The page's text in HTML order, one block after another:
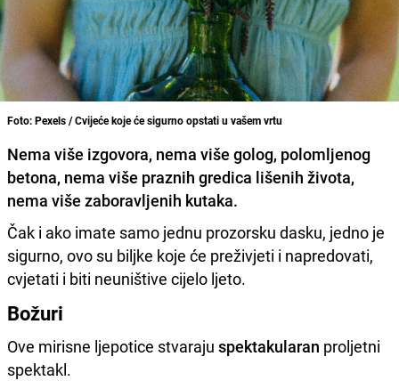
Foto: Pexels / Cvijeće koje će sigurno opstati u vašem vrtu
Nema više izgovora, nema više golog, polomljenog
betona, nema više praznih gredica lišenih života,
nema više zaboravljenih kutaka.
Čak i ako imate samo jednu prozorsku dasku, jedno je
sigurno, ovo su biljke koje će preživjeti i napredovati,
cvjetati i biti neuništive cijelo ljeto.
Božuri
Ove mirisne ljepotice stvaraju spektakularan proljetni
spektakl.